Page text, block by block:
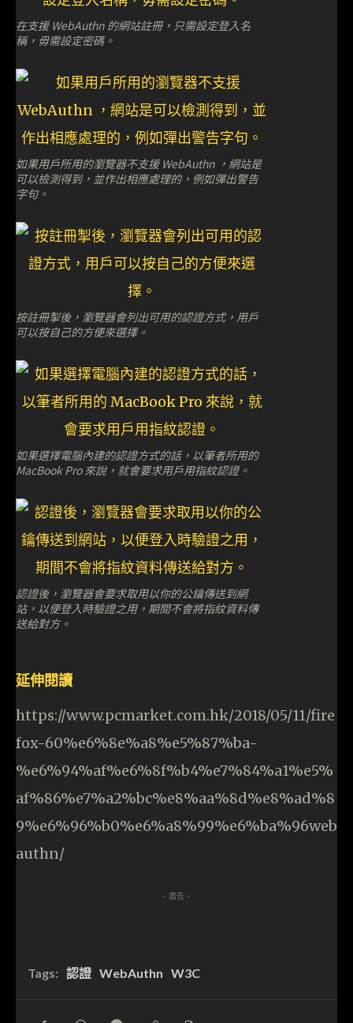
在支援 WebAuthn 的網站註冊，只需設定登入名
稱，毋需設定密碼。
如果用戶所用的瀏覽器不支援 WebAuthn ，網站是
可以檢測得到，並作出相應處理的，例如彈出警告
字句。
按註冊掣後，瀏覽器會列出可用的認證方式，用戶
可以按自己的方便來選擇。
如果選擇電腦內建的認證方式的話，以筆者所用的
MacBook Pro 來說，就會要求用戶用指紋認證。
認證後，瀏覽器會要求取用以你的公鑰傳送到網
站，以便登入時驗證之用，期間不會將指紋資料傳
送給對方。
延伸閱讀
https://www.pcmarket.com.hk/2018/05/11/fire
fox-60%e6%8e%a8%e5%87%ba-
%e6%94%af%e6%8f%b4%e7%84%a1%e5%
af%86%e7%a2%bc%e8%aa%8d%e8%ad%8
9%e6%96%b0%e6%a8%99%e6%ba%96web
authn/
- 廣告 -
Tags: 認證 WebAuthn W3C